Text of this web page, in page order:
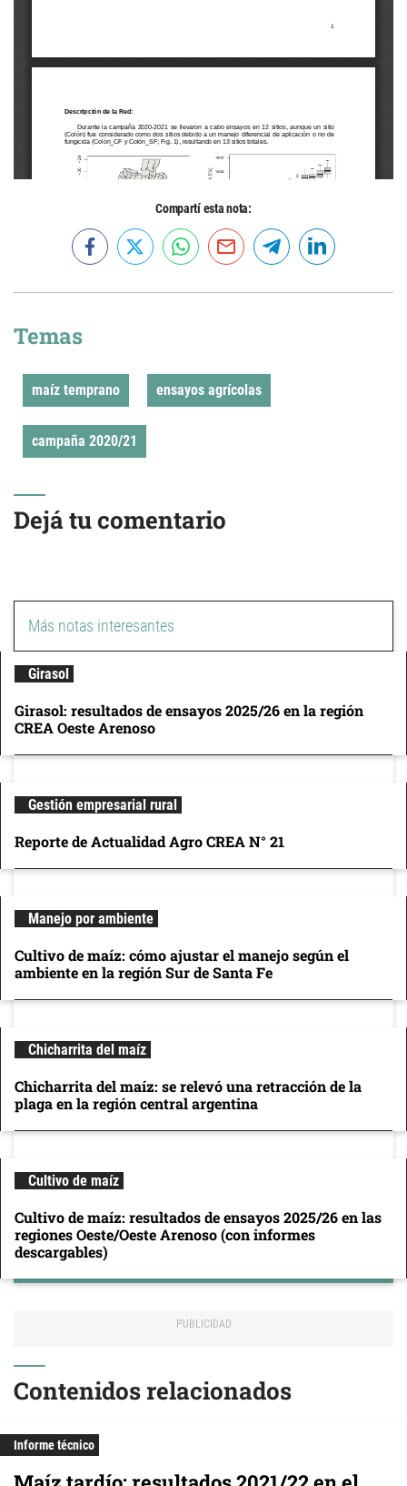
Compartí esta nota:
Temas
maíz temprano ensayos agrícolas
campaña 2020/21
Dejá tu comentario
Más notas interesantes
Girasol
Girasol: resultados de ensayos 2025/26 en la región
CREA Oeste Arenoso
Gestión empresarial rural
Reporte de Actualidad Agro CREA N° 21
Manejo por ambiente
Cultivo de maíz: cómo ajustar el manejo según el
ambiente en la región Sur de Santa Fe
Chicharrita del maíz
Chicharrita del maíz: se relevó una retracción de la
plaga en la región central argentina
Cultivo de maíz
Cultivo de maíz: resultados de ensayos 2025/26 en las
regiones Oeste/Oeste Arenoso (con informes
descargables)
Contenidos relacionados
Informe técnico